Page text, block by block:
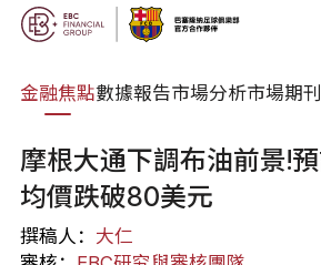
金融焦點數據報告市場分析市場期刊
摩根大通下調布油前景!
均價跌破80美元
撰稿人： 大仁